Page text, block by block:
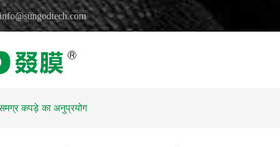
info@sungodtech.com
कपड़े का अनुप्रयोग